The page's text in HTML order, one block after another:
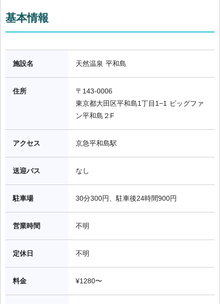
基本情報
施設名 天然温泉 平和島
住所
〒143-0006
東京都大田区平和島1丁目1−1 ビッグファ
ン平和島２F
アクセス 京急平和島駅
送迎バス なし
駐車場 30分300円、駐車後24時間900円
営業時間 不明
定休日 不明
料金 ¥1280〜